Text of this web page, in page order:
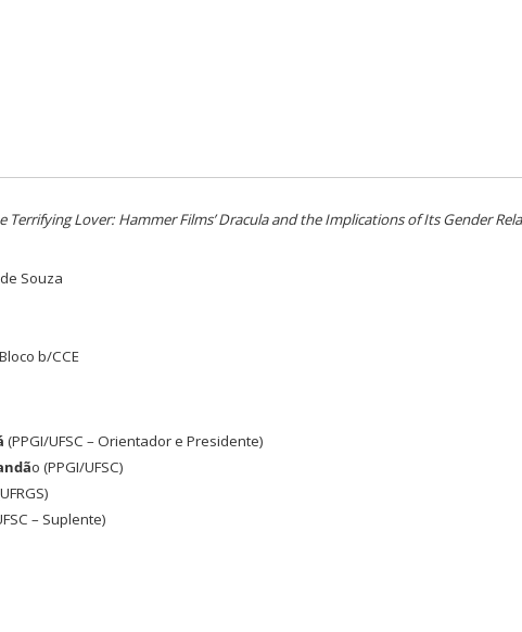
Terrifying Lover: Hammer Films’ Dracula and the Implications of Its Gender
Souza
b/CCE
(PPGI/UFSC – Orientador e Presidente)
o (PPGI/UFSC)
– Suplente)